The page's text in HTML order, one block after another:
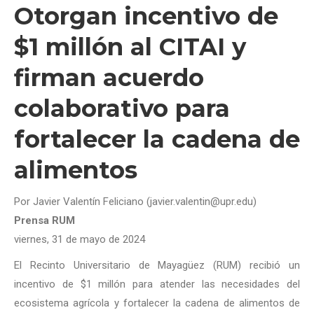
Otorgan incentivo de
$1 millón al CITAI y
firman acuerdo
colaborativo para
fortalecer la cadena de
alimentos
Por Javier Valentín Feliciano (javier.valentin@upr.edu)
Prensa RUM
viernes, 31 de mayo de 2024
El Recinto Universitario de Mayagüez (RUM) recibió un
incentivo de $1 millón para atender las necesidades del
ecosistema agrícola y fortalecer la cadena de alimentos de